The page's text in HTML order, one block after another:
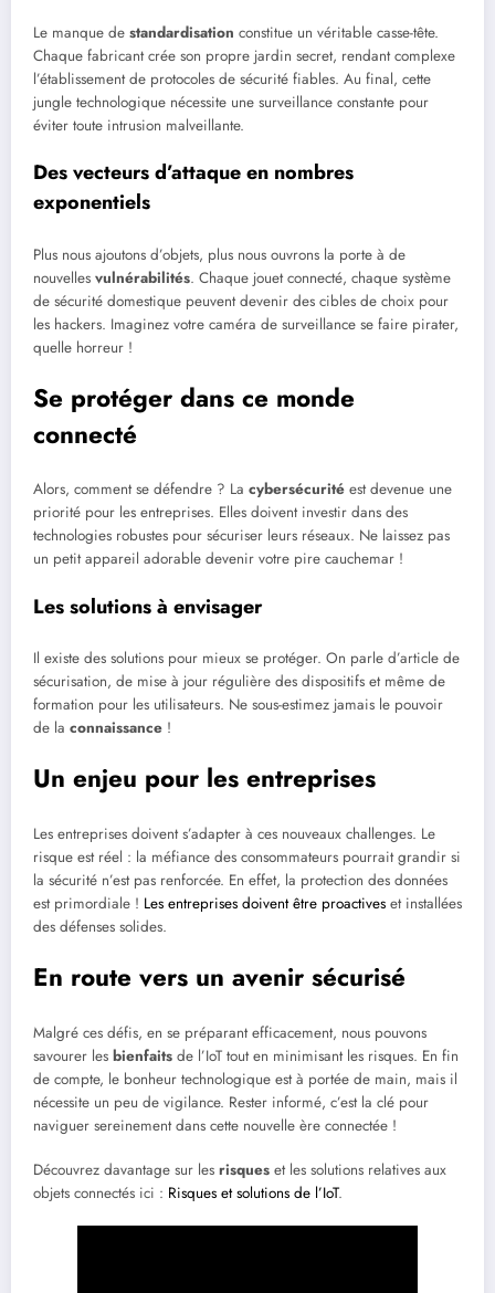
Le manque de standardisation constitue un véritable casse-tête.
Chaque fabricant crée son propre jardin secret, rendant complexe
l’établissement de protocoles de sécurité fiables. Au final, cette
jungle technologique nécessite une surveillance constante pour
éviter toute intrusion malveillante.
Des vecteurs d’attaque en nombres
exponentiels
Plus nous ajoutons d’objets, plus nous ouvrons la porte à de
nouvelles vulnérabilités. Chaque jouet connecté, chaque système
de sécurité domestique peuvent devenir des cibles de choix pour
les hackers. Imaginez votre caméra de surveillance se faire pirater,
quelle horreur !
Se protéger dans ce monde
connecté
Alors, comment se défendre ? La cybersécurité est devenue une
priorité pour les entreprises. Elles doivent investir dans des
technologies robustes pour sécuriser leurs réseaux. Ne laissez pas
un petit appareil adorable devenir votre pire cauchemar !
Les solutions à envisager
Il existe des solutions pour mieux se protéger. On parle d’article de
sécurisation, de mise à jour régulière des dispositifs et même de
formation pour les utilisateurs. Ne sous-estimez jamais le pouvoir
de la connaissance !
Un enjeu pour les entreprises
Les entreprises doivent s’adapter à ces nouveaux challenges. Le
risque est réel : la méfiance des consommateurs pourrait grandir si
la sécurité n’est pas renforcée. En effet, la protection des données
est primordiale ! Les entreprises doivent être proactives et installées
des défenses solides.
En route vers un avenir sécurisé
Malgré ces défis, en se préparant efficacement, nous pouvons
savourer les bienfaits de l’IoT tout en minimisant les risques. En fin
de compte, le bonheur technologique est à portée de main, mais il
nécessite un peu de vigilance. Rester informé, c’est la clé pour
naviguer sereinement dans cette nouvelle ère connectée !
Découvrez davantage sur les risques et les solutions relatives aux
objets connectés ici : Risques et solutions de l’IoT.